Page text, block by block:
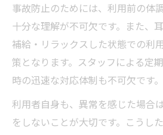
事故防止のためには、利用前の体
十分な理解が不可欠です。また、
補給・リラックスした状態での利
策となります。スタッフによる定
時の迅速な対応体制も不可欠です。
利用者自身も、異常を感じた場合
をしないことが大切です。こうし